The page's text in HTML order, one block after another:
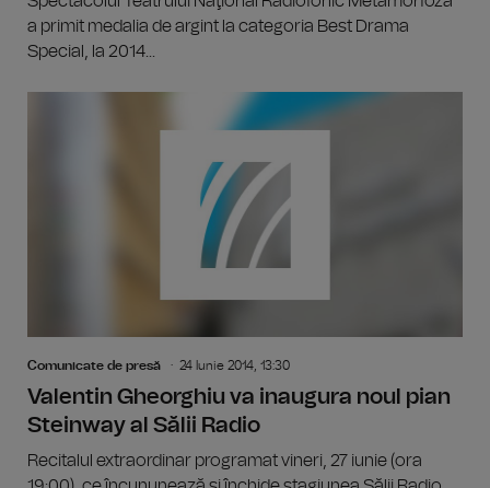
a primit medalia de argint la categoria Best Drama
Special, la 2014...
Comunicate de presă 24 Iunie 2014, 13:30
Valentin Gheorghiu va inaugura noul pian
Steinway al Sălii Radio
Recitalul extraordinar programat vineri, 27 iunie (ora